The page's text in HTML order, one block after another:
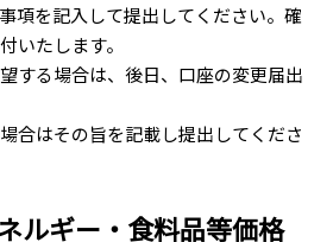
項を記入して提出してください。確
いたします。
する場合は、後日、口座の変更届出
合はその旨を記載し提出してくださ
ルギー・食料品等価格